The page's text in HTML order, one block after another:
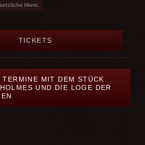
Mwst.
TICKETS
TERMINE MIT DEM STÜCK
UND DIE LOGE DER